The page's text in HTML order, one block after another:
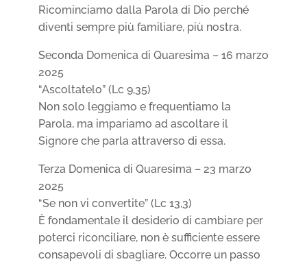
Ricominciamo dalla Parola di Dio perché
diventi sempre più familiare, più nostra.
Seconda Domenica di Quaresima – 16 marzo
2025
“Ascoltatelo” (Lc 9,35)
Non solo leggiamo e frequentiamo la
Parola, ma impariamo ad ascoltare il
Signore che parla attraverso di essa.
Terza Domenica di Quaresima – 23 marzo
2025
“Se non vi convertite” (Lc 13,3)
È fondamentale il desiderio di cambiare per
poterci riconciliare, non è sufficiente essere
consapevoli di sbagliare. Occorre un passo